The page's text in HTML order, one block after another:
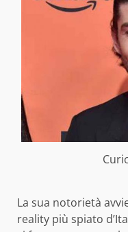
La sua notorietà
reality più spiato